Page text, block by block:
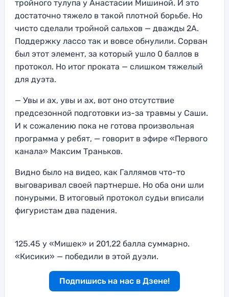
тройного тулупа у Анастасии Мишиной. И это
достаточно тяжело в такой плотной борьбе. Но
чисто сделали тройной сальхов — дважды 2А.
Поддержку лассо так и вовсе обнулили. Сорван
был этот элемент, за который ушло 0 баллов в
протокол. Но итог проката — слишком тяжелый
для дуэта.
— Увы и ах, увы и ах, вот оно отсутствие
предсезонной подготовки из-за травмы у Саши.
И к сожалению пока не готова произвольная
программа у ребят, — говорит в эфире «Первого
канала» Максим Траньков.
Видно было на видео, как Галлямов что-то
выговаривал своей партнерше. Но оба они шли
понурыми. В итоговый протокол судьи вписали
фигуристам два падения.
125.45 у «Мишек» и 201,22 балла суммарно.
«Кисики» — победили в этой дуэли.
Подпишись на нас в Дзене!